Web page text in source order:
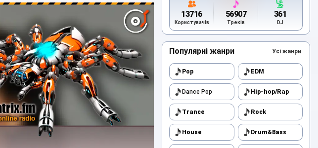
13716
Користувачів
56907
Треків
361
DJ
Популярні жанри Усі жанри
Pop EDM
Dance Pop Hip-hop/Rap
Trance Rock
House Drum&Bass